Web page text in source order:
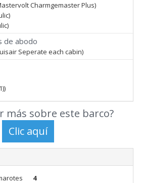
Charmgemaster Plus)
de abodo
Seperate each cabin)
más sobre este barco?
4